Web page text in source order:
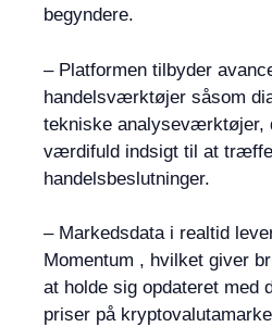
begyndere.
– Platformen tilbyder
handelsværktøjer såsom
tekniske analyseværktøjer,
værdifuld indsigt til at
handelsbeslutninger.
– Markedsdata i realtid
Momentum , hvilket giver
at holde sig opdateret med
priser på